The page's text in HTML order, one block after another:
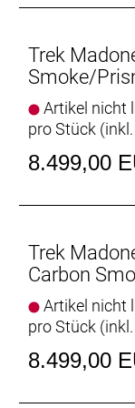
machen.
Geschlecht: Uni
Rahmengröße:
größtem Ritzel
Anzahl Gänge: 1
Schalthebel:
Trek
Smoke/
Artikel nicht
pro Stück
8.499,00
Trek
Carbon
Artikel nicht
pro Stück
8.499,00